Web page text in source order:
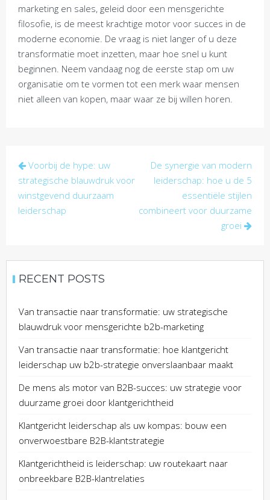
marketing en sales, geleid door een mensgerichte
filosofie, is de meest krachtige motor voor succes in de
moderne economie. De vraag is niet langer of u deze
transformatie moet inzetten, maar hoe snel u kunt
beginnen. Neem vandaag nog de eerste stap om uw
organisatie om te vormen tot een merk waar mensen
niet alleen van kopen, maar waar ze bij willen horen.
Post
navigation
Voorbij de hype: uw
strategische blauwdruk voor
winstgevend duurzaam
leiderschap
De synergie van modern
leiderschap: hoe u de 5
essentiële stijlen
combineert voor duurzame
groei
RECENT POSTS
Van transactie naar transformatie: uw strategische
blauwdruk voor mensgerichte b2b-marketing
Van transactie naar transformatie: hoe klantgericht
leiderschap uw b2b-strategie onverslaanbaar maakt
De mens als motor van B2B-succes: uw strategie voor
duurzame groei door klantgerichtheid
Klantgericht leiderschap als uw kompas: bouw een
onverwoestbare B2B-klantstrategie
Klantgerichtheid is leiderschap: uw routekaart naar
onbreekbare B2B-klantrelaties